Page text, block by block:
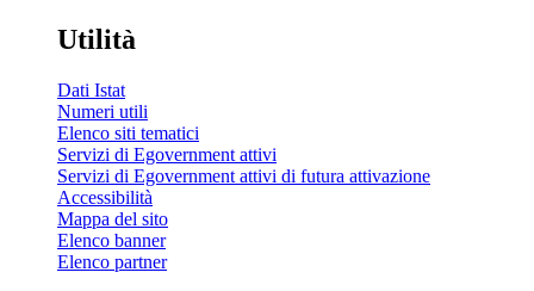
Utilità
Dati Istat
Numeri utili
Elenco siti tematici
Servizi di Egovernment attivi
Servizi di Egovernment attivi di futura attivazione
Accessibilità
Mappa del sito
Elenco banner
Elenco partner